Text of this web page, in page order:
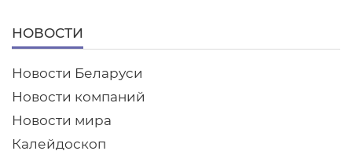
НОВОСТИ
Новости Беларуси
Новости компаний
Новости мира
Калейдоскоп